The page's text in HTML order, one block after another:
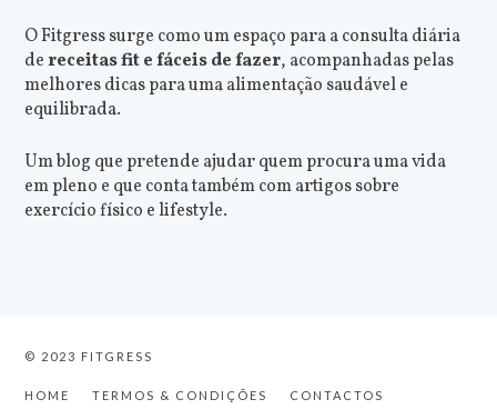
O Fitgress surge como um espaço para a consulta diária
dereceitas fit e fáceis de fazer, acompanhadas pelas
melhores dicas para uma alimentação saudável e
equilibrada.
Um blog que pretende ajudar quem procura uma vida
em pleno e que conta também com artigos sobre
exercício físico e lifestyle.
© 2023 FITGRESS
HOME TERMOS & CONDIÇÕES CONTACTOS